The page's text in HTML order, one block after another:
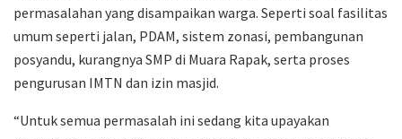
permasalahan yang disampaikan warga. Seperti soal fasilitas
umum seperti jalan, PDAM, sistem zonasi, pembangunan
posyandu, kurangnya SMP di Muara Rapak, serta proses
pengurusan IMTN dan izin masjid.
“Untuk semua permasalah ini sedang kita upayakan